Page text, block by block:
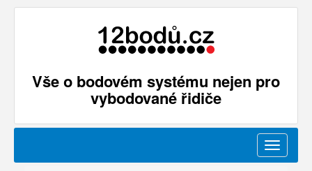
Vše o bodovém systému nejen pro
vybodované řidiče
Menu